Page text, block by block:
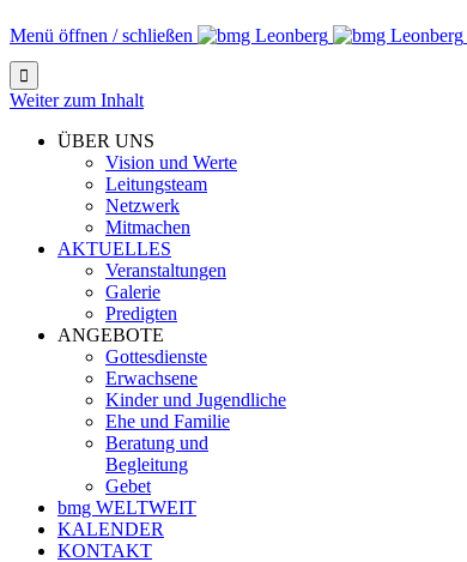
Menü öffnen / schließen

Weiter zum Inhalt
ÜBER UNS
Vision und Werte
Leitungsteam
Netzwerk
Mitmachen
AKTUELLES
Veranstaltungen
Galerie
Predigten
ANGEBOTE
Gottesdienste
Erwachsene
Kinder und Jugendliche
Ehe und Familie
Beratung und
Begleitung
Gebet
bmg WELTWEIT
KALENDER
KONTAKT